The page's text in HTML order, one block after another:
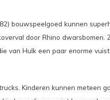
bouwspeelgoed kunnen
door Rhino
Hulk een paar enorme
Kinderen kunnen meteen